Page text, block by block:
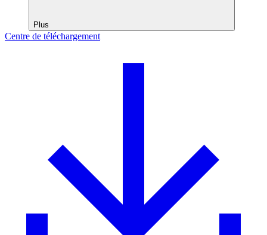
Plus
Centre de téléchargement